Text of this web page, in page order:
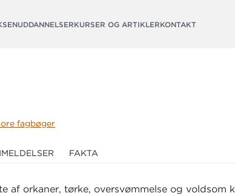
KURSER OG ARTIKLERKONTAKT
fagbøger
FAKTA
af orkaner, tørke, oversvømmelse og voldsom